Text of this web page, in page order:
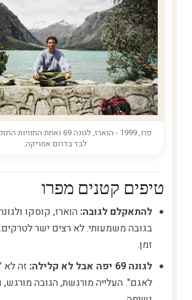
פרו, 1999 - הוארז, לגונה 69 ואחת
לבד בדרום אמריקה.
טיפים קטנים מפרו
להתאקלם לגובה:
בגובה משמעותי. לא רצים ישר לטרקים.
זמן.
לגונה 69 יפה אבל לא קלילה:
זה לא
לאגם". העלייה מורגשת, הגובה מורגש,